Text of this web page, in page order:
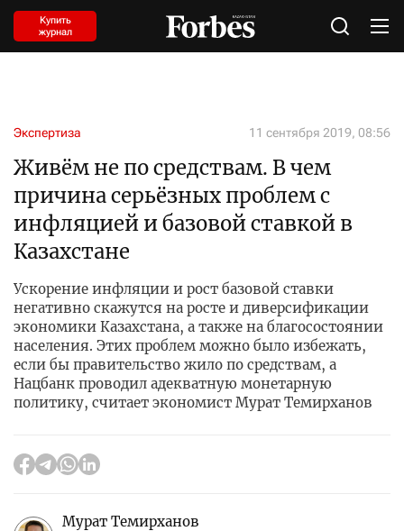
Купить
журнал
Экспертиза 11 сентября 2019, 08:56
Живём не по средствам. В чем
причина серьёзных проблем с
инфляцией и базовой ставкой в
Казахстане
Ускорение инфляции и рост базовой ставки
негативно скажутся на росте и диверсификации
экономики Казахстана, а также на благосостоянии
населения. Этих проблем можно было избежать,
если бы правительство жило по средствам, а
Нацбанк проводил адекватную монетарную
политику, считает экономист Мурат Темирханов
Мурат Темирханов